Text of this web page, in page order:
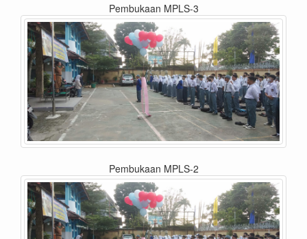
Pembukaan MPLS-3
Pembukaan MPLS-2